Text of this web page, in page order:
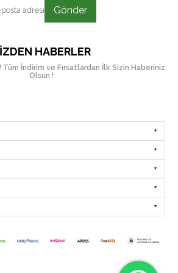
Gönder
HABERLER
İndirim ve Fırsatlardan İlk Sizin Haberiniz
Olsun !